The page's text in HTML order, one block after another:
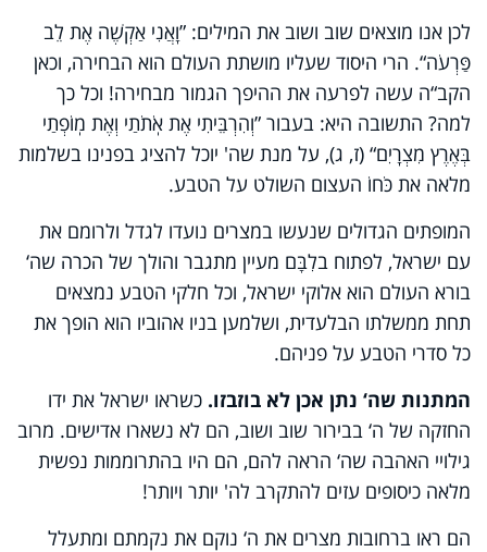
לכן אנו מוצאים שוב ושוב את המילים: ”וַֽאֲנִי אַקְשֶׁה אֶת לֵב
פַּרְעֹה“. הרי היסוד שעליו מושתת העולם הוא הבחירה, וכאן
הקב“ה עשה לפרעה את ההיפך הגמור מבחירה! וכל כך
למה? התשובה היא: בעבור ”וְהִרְבֵּיתִי אֶת אֹֽתֹתַי וְאֶת מֽוֹפְתַי
בְּאֶרֶץ מִצְרָֽיִם“ (ז, ג), על מנת שה' יוכל להציג בפנינו בשלמות
מלאה את כֹּחוֹ העצום השולט על הטבע.
המופתים הגדולים שנעשו במצרים נועדו לגדל ולרומם את
עם ישראל, לפתוח בלִבָּם מעיין מתגבר והולך של הכרה שה‘
בורא העולם הוא אלוקי ישראל, וכל חלקי הטבע נמצאים
תחת ממשלתו הבלעדית, ושלמען בניו אהוביו הוא הופך את
כל סדרי הטבע על פניהם.
המתנות שה‘ נתן אכן לא בוזבזו. כשראו ישראל את ידו
החזקה של ה‘ בבירור שוב ושוב, הם לא נשארו אדישים. מרוב
גילויי האהבה שה‘ הראה להם, הם היו בהתרוממות נפשית
מלאה כיסופים עזים להתקרב לה' יותר ויותר!
הם ראו ברחובות מצרים את ה‘ נוקם את נקמתם ומתעלל